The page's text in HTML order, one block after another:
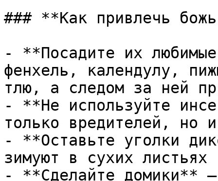
### **Как привлечь
- **Посадите их
фенхель, календулу,
тлю, а следом за ней
- **Не используйте
только вредителей, но
- **Оставьте уголки
зимуют в сухих
- **Сделайте домики**